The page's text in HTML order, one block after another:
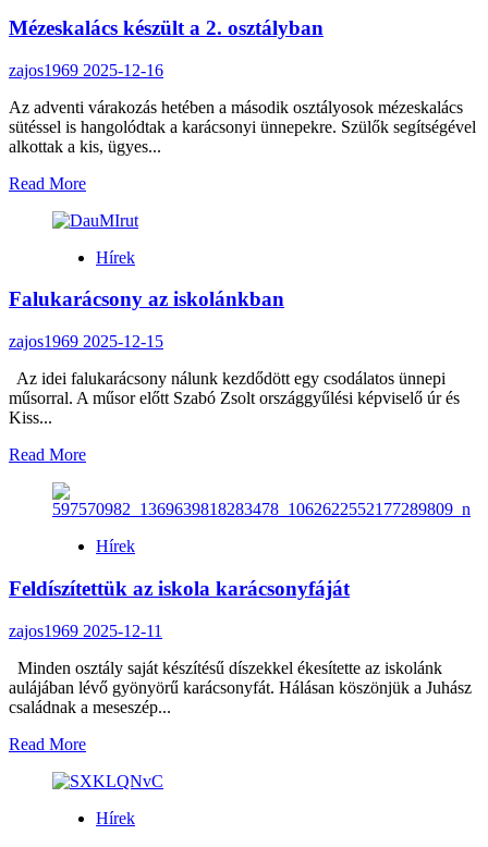
Mézeskalács készült a 2. osztályban
zajos1969 2025-12-16
Az adventi várakozás hetében a második osztályosok mézeskalács
sütéssel is hangolódtak a karácsonyi ünnepekre. Szülők segítségével
alkottak a kis, ügyes...
Read MoreRead
about
készült
2.
Hírek
Falukarácsony az iskolánkban
zajos1969 2025-12-15
Az idei falukarácsony nálunk kezdődött egy csodálatos ünnepi
műsorral. A műsor előtt Szabó Zsolt országgyűlési képviselő úr és
Kiss...
Read MoreRead
Falukarácsony
iskolánkban
Hírek
Feldíszítettük az iskola karácsonyfáját
zajos1969 2025-12-11
Minden osztály saját készítésű díszekkel ékesítette az iskolánk
aulájában lévő gyönyörű karácsonyfát. Hálásan köszönjük a Juhász
családnak a meseszép...
Read MoreRead
about
azHírek